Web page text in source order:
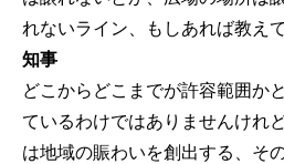
れないライン、もしあれば教え
知事
どこからどこまでが許容範囲か
ているわけではありませんけれ
は地域の賑わいを創出する、そ